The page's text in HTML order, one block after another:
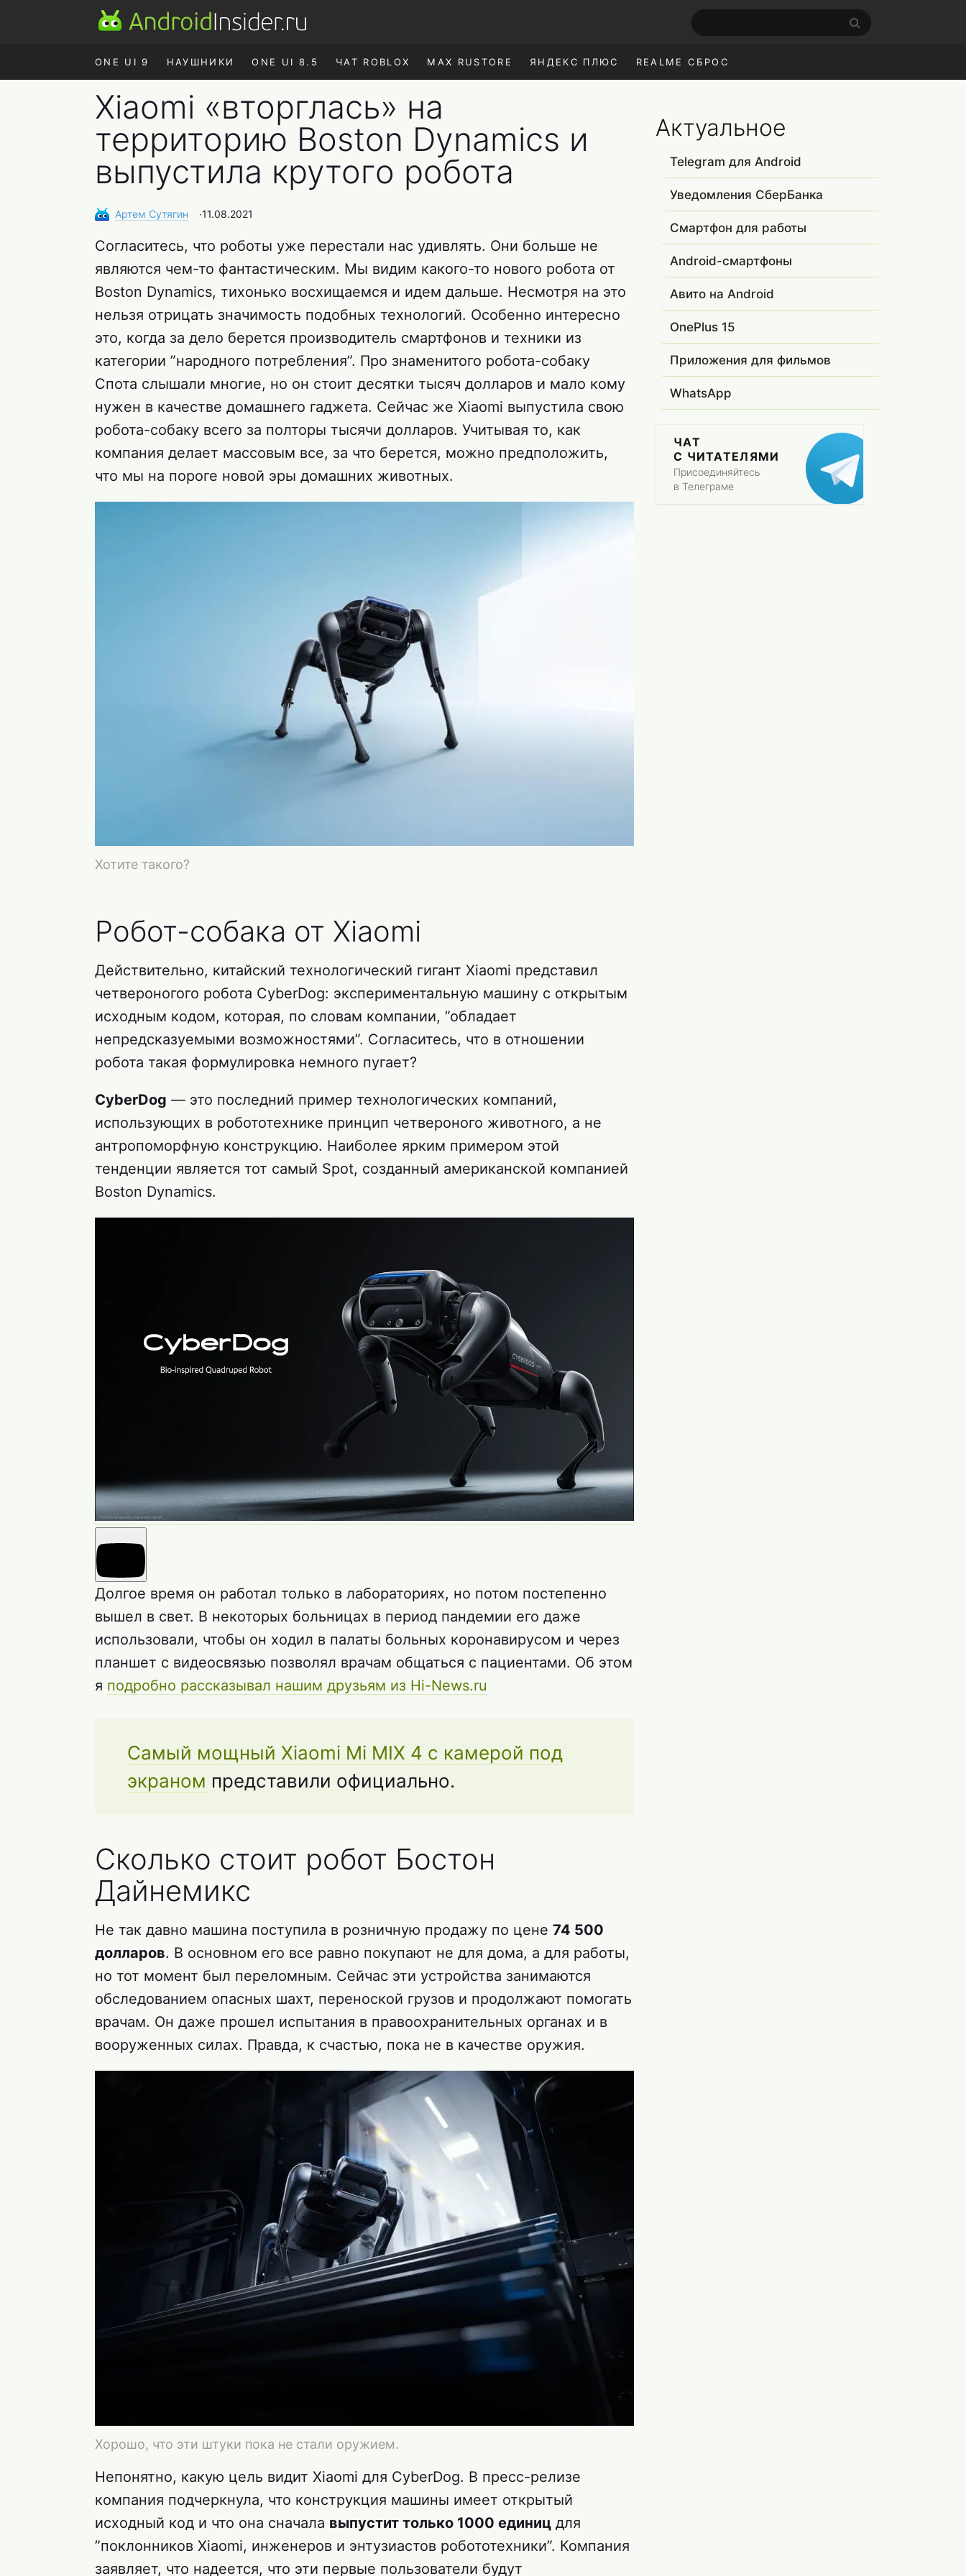
ONE UI 9 НАУШНИКИ ONE UI 8.5 ЧАТ ROBLOX MAX RUSTORE ЯНДЕКС ПЛЮС REALME СБРОС
Xiaomi «вторглась» на
территорию Boston Dynamics и
выпустила крутого робота
Артем Сутягин ∙11.08.2021
Согласитесь, что роботы уже перестали нас удивлять. Они больше не
являются чем-то фантастическим. Мы видим какого-то нового робота от
Boston Dynamics, тихонько восхищаемся и идем дальше. Несмотря на это
нельзя отрицать значимость подобных технологий. Особенно интересно
это, когда за дело берется производитель смартфонов и техники из
категории ”народного потребления”. Про знаменитого робота-собаку
Спота слышали многие, но он стоит десятки тысяч долларов и мало кому
нужен в качестве домашнего гаджета. Сейчас же Xiaomi выпустила свою
робота-собаку всего за полторы тысячи долларов. Учитывая то, как
компания делает массовым все, за что берется, можно предположить,
что мы на пороге новой эры домашних животных.
Хотите такого?
Робот-собака от Xiaomi
Действительно, китайский технологический гигант Xiaomi представил
четвероногого робота CyberDog: экспериментальную машину с открытым
исходным кодом, которая, по словам компании, ”обладает
непредсказуемыми возможностями”. Согласитесь, что в отношении
робота такая формулировка немного пугает?
CyberDog — это последний пример технологических компаний,
использующих в робототехнике принцип четвероного животного, а не
антропоморфную конструкцию. Наиболее ярким примером этой
тенденции является тот самый Spot, созданный американской компанией
Boston Dynamics.
Долгое время он работал только в лабораториях, но потом постепенно
вышел в свет. В некоторых больницах в период пандемии его даже
использовали, чтобы он ходил в палаты больных коронавирусом и через
планшет с видеосвязью позволял врачам общаться с пациентами. Об этом
я подробно рассказывал нашим друзьям из Hi-News.ru
Самый мощный Xiaomi Mi MIX 4 с камерой под
экраном представили официально.
Сколько стоит робот Бостон
Дайнемикс
Не так давно машина поступила в розничную продажу по цене 74 500
долларов. В основном его все равно покупают не для дома, а для работы,
но тот момент был переломным. Сейчас эти устройства занимаются
обследованием опасных шахт, переноской грузов и продолжают помогать
врачам. Он даже прошел испытания в правоохранительных органах и в
вооруженных силах. Правда, к счастью, пока не в качестве оружия.
Хорошо, что эти штуки пока не стали оружием.
Непонятно, какую цель видит Xiaomi для CyberDog. В пресс-релизе
компания подчеркнула, что конструкция машины имеет открытый
исходный код и что она сначала выпустит только 1000 единиц для
”поклонников Xiaomi, инженеров и энтузиастов робототехники”. Компания
заявляет, что надеется, что эти первые пользователи будут
Актуальное
Telegram для Android
Уведомления СберБанка
Смартфон для работы
Android-смартфоны
Авито на Android
OnePlus 15
Приложения для фильмов
WhatsApp
ЧАТ
С ЧИТАТЕЛЯМИ
Присоединяйтесь
в Телеграме